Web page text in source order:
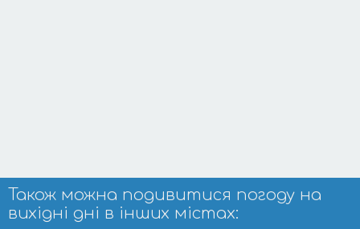
Також можна подивитися погоду на
вихідні дні в інших містах: